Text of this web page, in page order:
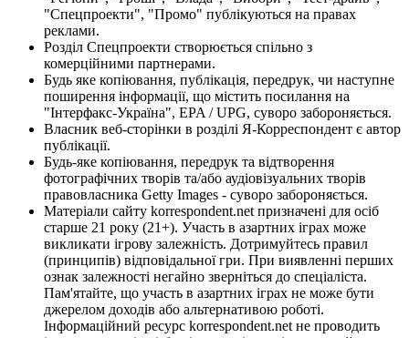
"Спецпроекти", "Промо" публікуються на правах
реклами.
Розділ Спецпроекти створюється спільно з
комерційними партнерами.
Будь яке копіювання, публікація, передрук, чи наступне
поширення інформації, що містить посилання на
"Інтерфакс-Україна", EPA / UPG, суворо забороняється.
Власник веб-сторінки в розділі Я-Корреспондент є автор
публікації.
Будь-яке копіювання, передрук та відтворення
фотографічних творів та/або аудіовізуальних творів
правовласника Getty Images - суворо забороняється.
Матеріали сайту korrespondent.net призначені для осіб
старше 21 року (21+). Участь в азартних іграх може
викликати ігрову залежність. Дотримуйтесь правил
(принципів) відповідальної гри. При виявленні перших
ознак залежності негайно зверніться до спеціаліста.
Пам'ятайте, що участь в азартних іграх не може бути
джерелом доходів або альтернативою роботі.
Інформаційний ресурс korrespondent.net не проводить